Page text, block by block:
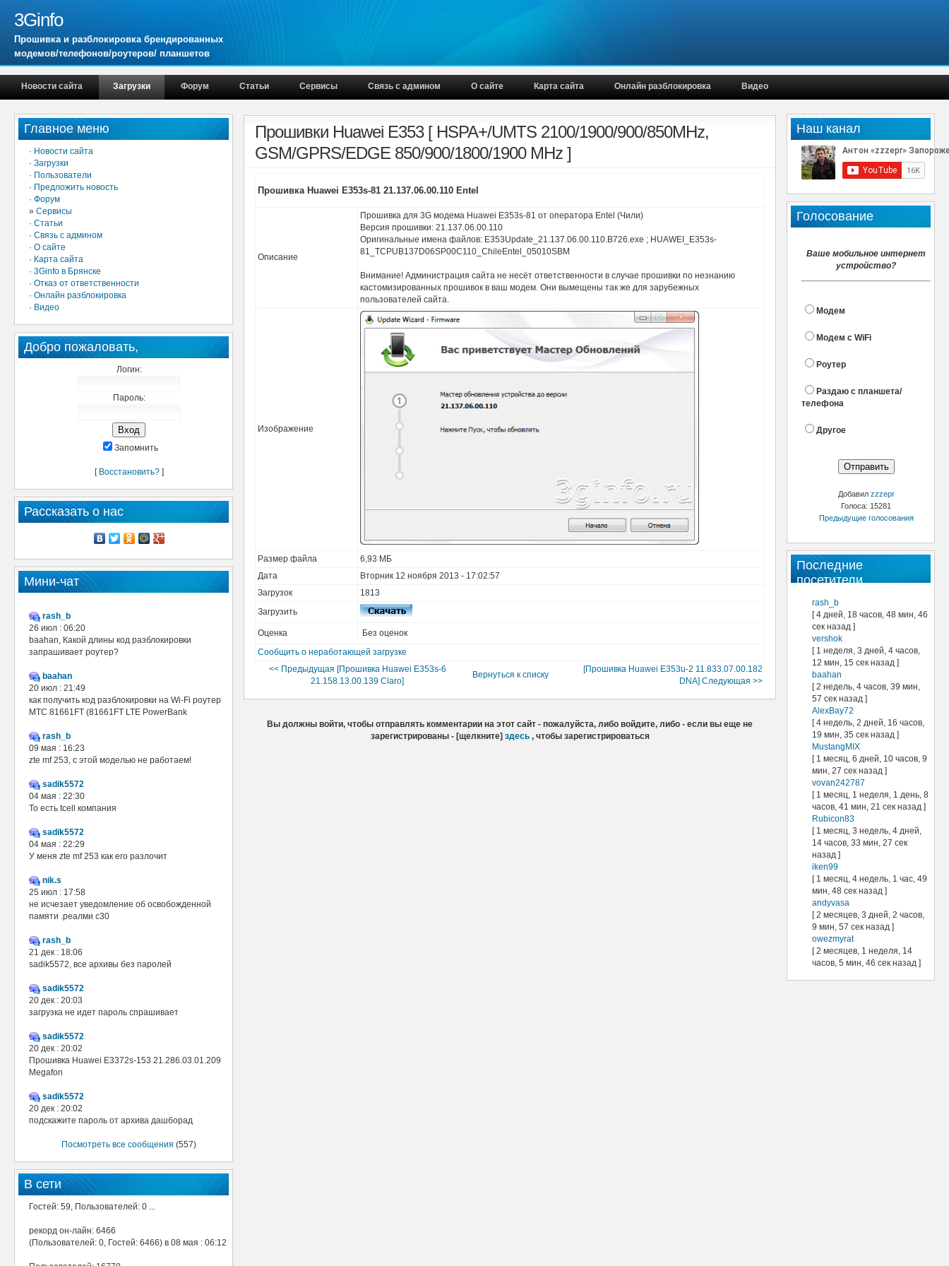
3Ginfo
Прошивка и разблокировка брендированных
модемов/телефонов/роутеров/ планшетов
Новости сайта Загрузки Форум Статьи Сервисы Связь с админом О сайте Карта сайта Онлайн разблокировка Видео
Наш канал
Голосование
Ваше мобильное интернет
устройство?
Модем
Модем с WiFi
Роутер
Раздаю с планшета/
телефона
Другое
Добавил zzzepr
Голоса: 15281
Предыдущие голосования
Последние
посетители
rash_b
[ 4 дней, 18 часов, 48 мин, 46
сек назад ]
vershok
[ 1 неделя, 3 дней, 4 часов,
12 мин, 15 сек назад ]
baahan
[ 2 недель, 4 часов, 39 мин,
57 сек назад ]
AlexBay72
[ 4 недель, 2 дней, 16 часов,
19 мин, 35 сек назад ]
MustangMIX
[ 1 месяц, 6 дней, 10 часов, 9
мин, 27 сек назад ]
vovan242787
[ 1 месяц, 1 неделя, 1 день, 8
часов, 41 мин, 21 сек назад ]
Rubicon83
[ 1 месяц, 3 недель, 4 дней,
14 часов, 33 мин, 27 сек
назад ]
iken99
[ 1 месяц, 4 недель, 1 час, 49
мин, 48 сек назад ]
andyvasa
[ 2 месяцев, 3 дней, 2 часов,
9 мин, 57 сек назад ]
owezmyrat
[ 2 месяцев, 1 неделя, 14
часов, 5 мин, 46 сек назад ]
Главное меню
· Новости сайта
· Загрузки
· Пользователи
· Предложить новость
· Форум
» Сервисы
· Статьи
· Связь с админом
· О сайте
· Карта сайта
· 3Ginfo в Брянске
· Отказ от ответственности
· Онлайн разблокировка
· Видео
Добро пожаловать,
Логин:
Пароль:
Запомнить
[ Восстановить?]
Рассказать о нас
Мини-чат
rash_b
26 июл : 06:20
baahan, Какой длины код разблокировки
запрашивает роутер?
baahan
20 июл : 21:49
как получить код разблокировки на Wi-Fi роутер
МТС 81661FT (81661FT LTE PowerBank
rash_b
09 мая : 16:23
zte mf 253, с этой моделью не работаем!
sadik5572
04 мая : 22:30
То есть tcell компания
sadik5572
04 мая : 22:29
У меня zte mf 253 как его разлочит
nik.s
25 июл : 17:58
не исчезает уведомление об освобожденной
памяти .реалми с30
rash_b
21 дек : 18:06
sadik5572, все архивы без паролей
sadik5572
20 дек : 20:03
загрузка не идет пароль спрашивает
sadik5572
20 дек : 20:02
Прошивка Huawei E3372s-153 21.286.03.01.209
Megafon
sadik5572
20 дек : 20:02
подскажите пароль от архива дашборад
Посмотреть все сообщения (557)
В сети
Гостей: 59, Пользователей: 0 ...
рекорд он-лайн: 6466
(Пользователей: 0, Гостей: 6466) в 08 мая : 06:12
Прошивки Huawei E353 [ HSPA+/UMTS 2100/1900/900/850MHz,
GSM/GPRS/EDGE 850/900/1800/1900 MHz ]
Прошивка Huawei E353s-81 21.137.06.00.110 Entel
Описание
Прошивка для 3G модема Huawei E353s-81 от оператора Entel (Чили)
Версия прошивки: 21.137.06.00.110
Оригинальные имена файлов: E353Update_21.137.06.00.110.B726.exe ; HUAWEI_E353s-
81_TCPUB137D06SP00C110_ChileEntel_05010SBM
Внимание! Администрация сайта не несёт ответственности в случае прошивки по незнанию
кастомизированных прошивок в ваш модем. Они вымещены так же для зарубежных
пользователей сайта.
Изображение
Размер файла
6,93 МБ
Дата
Вторник 12 ноября 2013 - 17:02:57
Загрузок
1813
Загрузить
Оценка
Без оценок
Сообщить о неработающей загрузке
<< Предыдущая [Прошивка Huawei E353s-6
21.158.13.00.139 Claro]
Вернуться к списку
[Прошивка Huawei E353u-2 11.833.07.00.182
DNA] Следующая >>
Вы должны войти, чтобы отправлять комментарии на этот сайт - пожалуйста, либо войдите, либо - если вы еще не
зарегистрированы - [щелкните] здесь, чтобы зарегистрироваться